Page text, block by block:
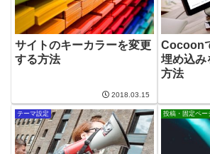
サイトのキーカラーを変更
する方法
2018.03.15
Cocoon
埋め込み
方法
テーマ設定 投稿・固定ペー